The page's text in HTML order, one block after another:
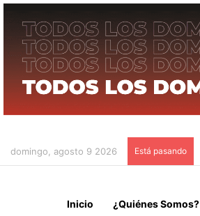
domingo, agosto 9 2026 Está pasando
Inicio ¿Quiénes Somos?